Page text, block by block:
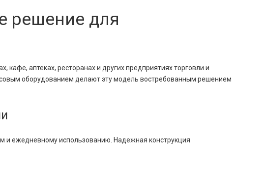
решение для
аптеках, ресторанах и других предприятиях торговли и
оборудованием делают эту модель востребованным решением
и ежедневному использованию. Надежная конструкция